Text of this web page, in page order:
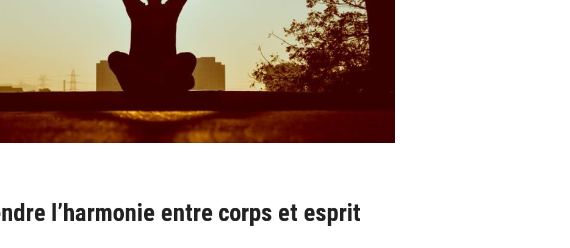
l’harmonie entre corps et esprit